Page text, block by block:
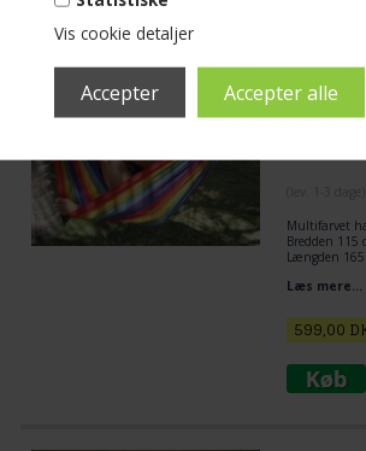
Vis cookie detaljer
Multifarvet
Bredden 115
Længden 165
Læs mere...
599,00